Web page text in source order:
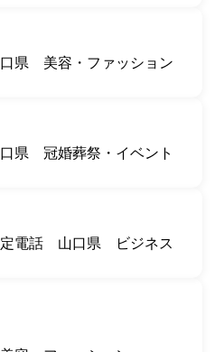
県 美容・ファッション
県 冠婚葬祭・イベント
電話 山口県 ビジネス